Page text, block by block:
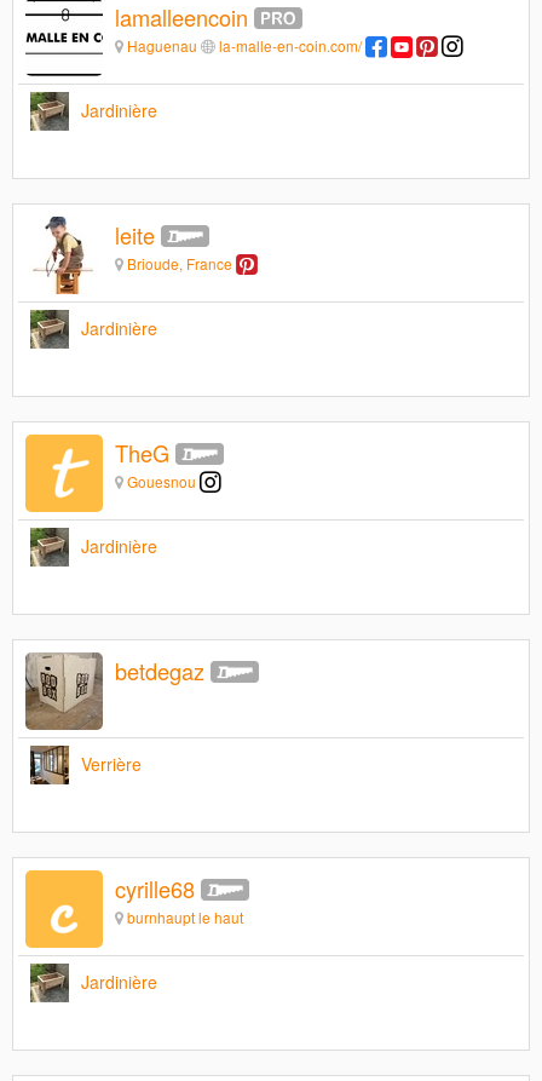
lamalleencoin
Haguenau la-malle-en-coin.com/
Jardinière
leite
Brioude, France
Jardinière
TheG
Gouesnou
Jardinière
betdegaz
Verrière
cyrille68
burnhaupt le haut
Jardinière